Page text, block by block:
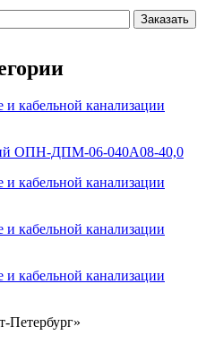
Заказать
и кабельной канализации
ОПН-ДПМ-06-040А08-40,0
и кабельной канализации
и кабельной канализации
и кабельной канализации
Петербург»